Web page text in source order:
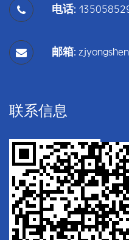
电话:
邮箱:
联系信息